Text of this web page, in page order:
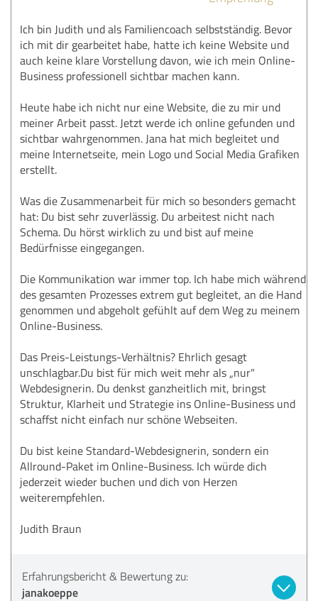
Ich bin Judith und als Familiencoach selbstständig. Bevor
ich mit dir gearbeitet habe, hatte ich keine Website und
auch keine klare Vorstellung davon, wie ich mein Online-
Business professionell sichtbar machen kann.
Heute habe ich nicht nur eine Website, die zu mir und
meiner Arbeit passt. Jetzt werde ich online gefunden und
sichtbar wahrgenommen. Jana hat mich begleitet und
meine Internetseite, mein Logo und Social Media Grafiken
erstellt.
Was die Zusammenarbeit für mich so besonders gemacht
hat: Du bist sehr zuverlässig. Du arbeitest nicht nach
Schema. Du hörst wirklich zu und bist auf meine
Bedürfnisse eingegangen.
Die Kommunikation war immer top. Ich habe mich während
des gesamten Prozesses extrem gut begleitet, an die Hand
genommen und abgeholt gefühlt auf dem Weg zu meinem
Online-Business.
Das Preis-Leistungs-Verhältnis? Ehrlich gesagt
unschlagbar.Du bist für mich weit mehr als „nur"
Webdesignerin. Du denkst ganzheitlich mit, bringst
Struktur, Klarheit und Strategie ins Online-Business und
schaffst nicht einfach nur schöne Webseiten.
Du bist keine Standard-Webdesignerin, sondern ein
Allround-Paket im Online-Business. Ich würde dich
jederzeit wieder buchen und dich von Herzen
weiterempfehlen.
Judith Braun
Erfahrungsbericht & Bewertung zu:
janakoeppe